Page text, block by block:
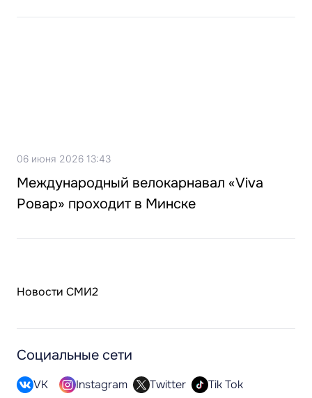
06 июня 2026 13:43
Международный велокарнавал «Viva
Ровар» проходит в Минске
Новости СМИ2
Социальные сети
VK Instagram Twitter
Tik Tok